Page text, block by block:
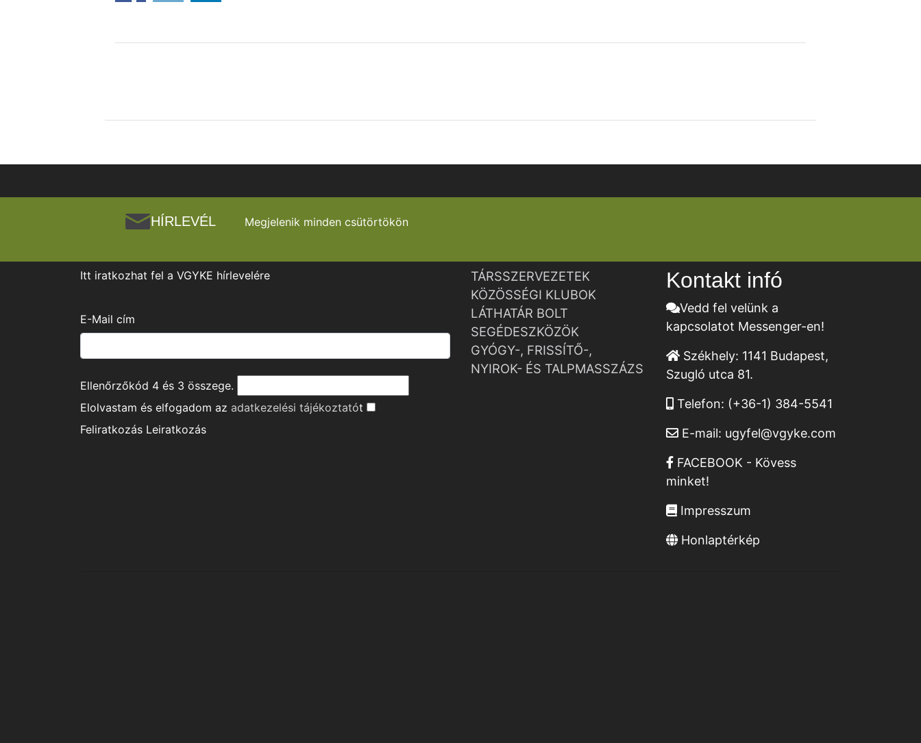
HÍRLEVÉL Megjelenik minden csütörtökön
Itt iratkozhat fel a VGYKE hírlevelére
E-Mail cím
Ellenőrzőkód 4 és 3 összege.
Elolvastam és elfogadom az adatkezelési tájékoztatót
Feliratkozás Leiratkozás
TÁRSSZERVEZETEK
KÖZÖSSÉGI KLUBOK
LÁTHATÁR BOLT
SEGÉDESZKÖZÖK
GYÓGY-, FRISSÍTŐ-,
NYIROK- ÉS TALPMASSZÁZS
Kontakt infó
Vedd fel velünk a
kapcsolatot Messenger-en!
Székhely: 1141 Budapest,
Szugló utca 81.
Telefon: (+36-1) 384-5541
E-mail: ugyfel@vgyke.com
FACEBOOK - Kövess
minket!
Impresszum
Honlaptérkép